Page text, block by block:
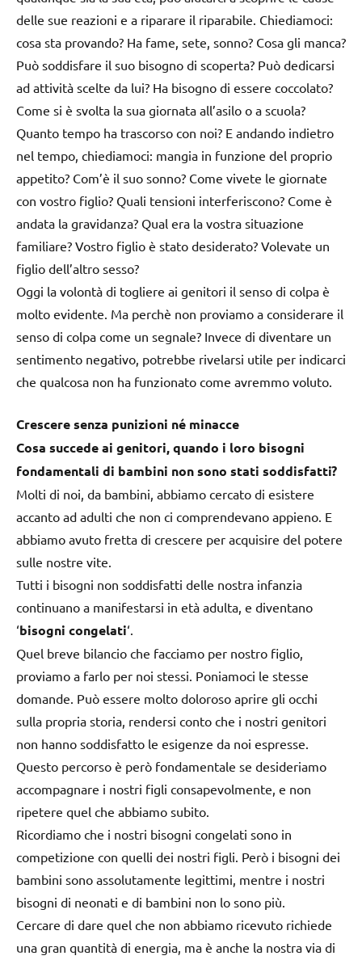
delle sue reazioni e a riparare il riparabile. Chiediamoci:
cosa sta provando? Ha fame, sete, sonno? Cosa gli manca?
Può soddisfare il suo bisogno di scoperta? Può dedicarsi
ad attività scelte da lui? Ha bisogno di essere coccolato?
Come si è svolta la sua giornata all’asilo o a scuola?
Quanto tempo ha trascorso con noi? E andando indietro
nel tempo, chiediamoci: mangia in funzione del proprio
appetito? Com’è il suo sonno? Come vivete le giornate
con vostro figlio? Quali tensioni interferiscono? Come è
andata la gravidanza? Qual era la vostra situazione
familiare? Vostro figlio è stato desiderato? Volevate un
figlio dell’altro sesso?
Oggi la volontà di togliere ai genitori il senso di colpa è
molto evidente. Ma perchè non proviamo a considerare il
senso di colpa come un segnale? Invece di diventare un
sentimento negativo, potrebbe rivelarsi utile per indicarci
che qualcosa non ha funzionato come avremmo voluto.
Crescere senza punizioni né minacce
Cosa succede ai genitori, quando i loro bisogni
fondamentali di bambini non sono stati soddisfatti?
Molti di noi, da bambini, abbiamo cercato di esistere
accanto ad adulti che non ci comprendevano appieno. E
abbiamo avuto fretta di crescere per acquisire del potere
sulle nostre vite.
Tutti i bisogni non soddisfatti delle nostra infanzia
continuano a manifestarsi in età adulta, e diventano
‘bisogni congelati‘.
Quel breve bilancio che facciamo per nostro figlio,
proviamo a farlo per noi stessi. Poniamoci le stesse
domande. Può essere molto doloroso aprire gli occhi
sulla propria storia, rendersi conto che i nostri genitori
non hanno soddisfatto le esigenze da noi espresse.
Questo percorso è però fondamentale se desideriamo
accompagnare i nostri figli consapevolmente, e non
ripetere quel che abbiamo subito.
Ricordiamo che i nostri bisogni congelati sono in
competizione con quelli dei nostri figli. Però i bisogni dei
bambini sono assolutamente legittimi, mentre i nostri
bisogni di neonati e di bambini non lo sono più.
Cercare di dare quel che non abbiamo ricevuto richiede
una gran quantità di energia, ma è anche la nostra via di